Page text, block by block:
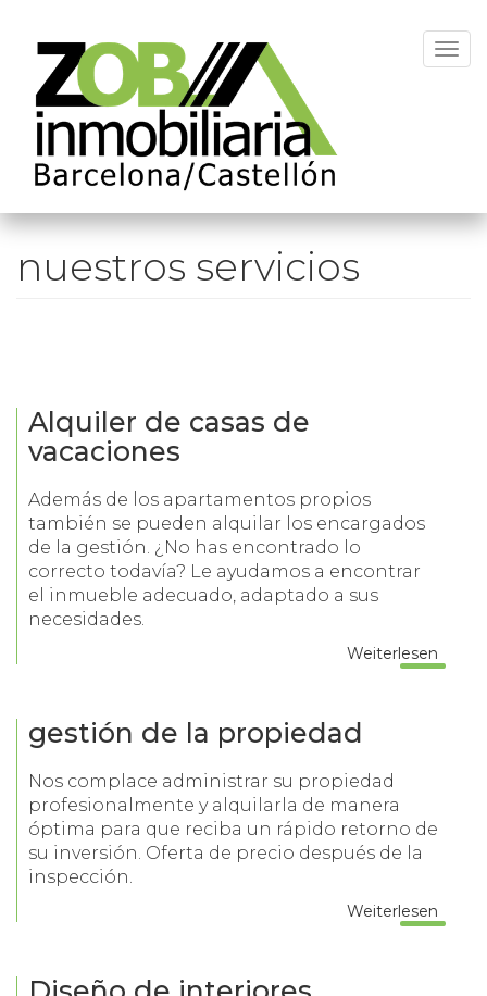
main
content
nuestros servicios
Alquiler de casas de
vacaciones
Además de los apartamentos propios
también se pueden alquilar los encargados
de la gestión. ¿No has encontrado lo
correcto todavía? Le ayudamos a encontrar
el inmueble adecuado, adaptado a sus
necesidades.
Weiterlesen
gestión de la propiedad
Nos complace administrar su propiedad
profesionalmente y alquilarla de manera
óptima para que reciba un rápido retorno de
su inversión. Oferta de precio después de la
inspección.
Weiterlesen